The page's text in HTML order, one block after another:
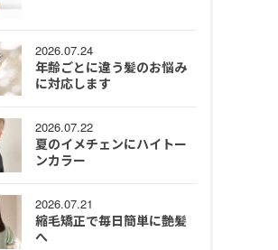
2026.07.24
年齢ごとに違う髪のお悩み
に対応します
2026.07.22
夏のイメチェンにハイトー
ンカラー
2026.07.21
縮毛矯正で毎日簡単に艶髪
へ